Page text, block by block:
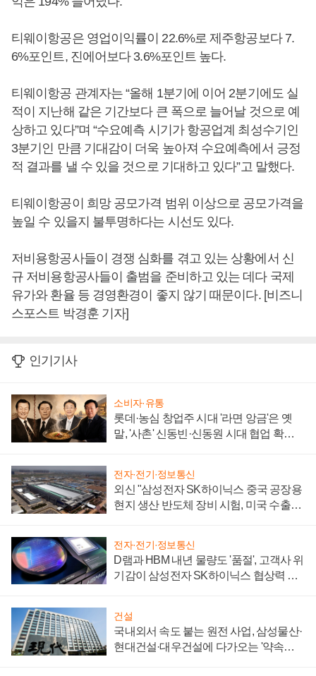
티웨이항공은 영업이익률이 22.6%로 제주항공보다 7.
6%포인트, 진에어보다 3.6%포인트 높다.
티웨이항공 관계자는 “올해 1분기에 이어 2분기에도 실
적이 지난해 같은 기간보다 큰 폭으로 늘어날 것으로 예
상하고 있다”며 “수요예측 시기가 항공업계 최성수기인
3분기인 만큼 기대감이 더욱 높아져 수요예측에서 긍정
적 결과를 낼 수 있을 것으로 기대하고 있다”고 말했다.
티웨이항공이 희망 공모가격 범위 이상으로 공모가격을
높일 수 있을지 불투명하다는 시선도 있다.
저비용항공사들이 경쟁 심화를 겪고 있는 상황에서 신
규 저비용항공사들이 출범을 준비하고 있는 데다 국제
유가와 환율 등 경영환경이 좋지 않기 때문이다. [비즈니
스포스트 박경훈 기자]
인기기사
소비자·유통
롯데·농심 창업주 시대 '라면 앙금'은 옛
말, '사촌' 신동빈·신동원 시대 협업 확대
전자·전기·정보통신
외신 "삼성전자 SK하이닉스 중국 공장용
현지 생산 반도체 장비 시험, 미국 수출통
전자·전기·정보통신
D램과 HBM 내년 물량도 '품절', 고객사 위
기감이 삼성전자 SK하이닉스 협상력 더
건설
국내외서 속도 붙는 원전 사업, 삼성물산·
현대건설·대우건설에 다가오는 '약속의